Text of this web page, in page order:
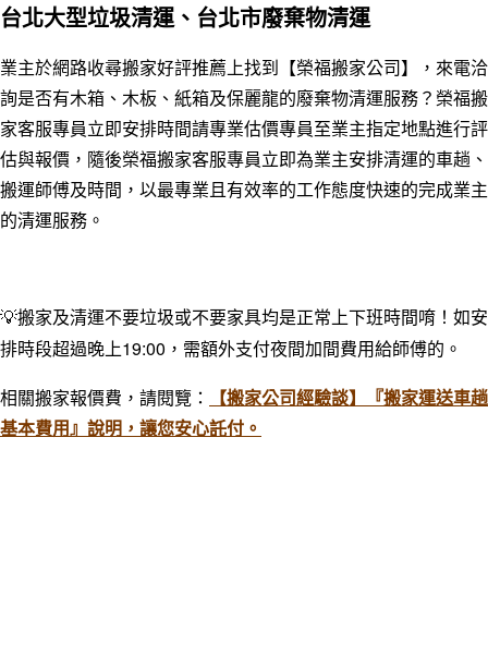
台北大型垃圾清運、台北市廢棄物清運
業主於網路收尋搬家好評推薦上找到【榮福搬家公司】，來電洽
詢是否有木箱、木板、紙箱及保麗龍的廢棄物清運服務？榮福搬
家客服專員立即安排時間請專業估價專員至業主指定地點進行評
估與報價，隨後榮福搬家客服專員立即為業主安排清運的車趟、
搬運師傅及時間，以最專業且有效率的工作態度快速的完成業主
的清運服務。
💡搬家及清運不要垃圾或不要家具均是正常上下班時間唷！如安
排時段超過晚上19:00 ， 需額外支付夜間加間費用給師傅的 。
相關搬家報價費 ， 請閱覽：
【搬家公司經驗談】『搬家運送車趟
基本費用』說明，讓您安心託付。